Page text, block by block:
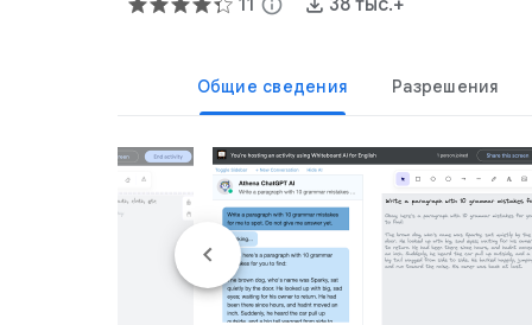
11 info 38 тыс.+
Общие сведения Разрешения